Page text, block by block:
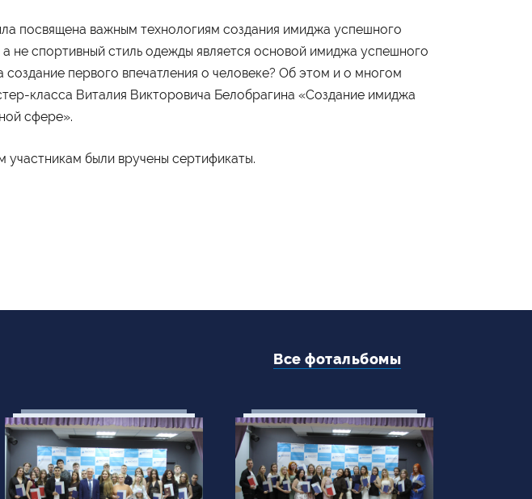
+7 (495) 795-00-10
Подписаться на нас
 
посвящена важным технологиям создания имиджа успешного
не спортивный стиль одежды является основой имиджа успешного
первого впечатления о человеке? Об этом и о многом
класса Виталия Викторовича Белобрагина «Создание имиджа
сфере».
были вручены сертификаты.
Все фотальбомы